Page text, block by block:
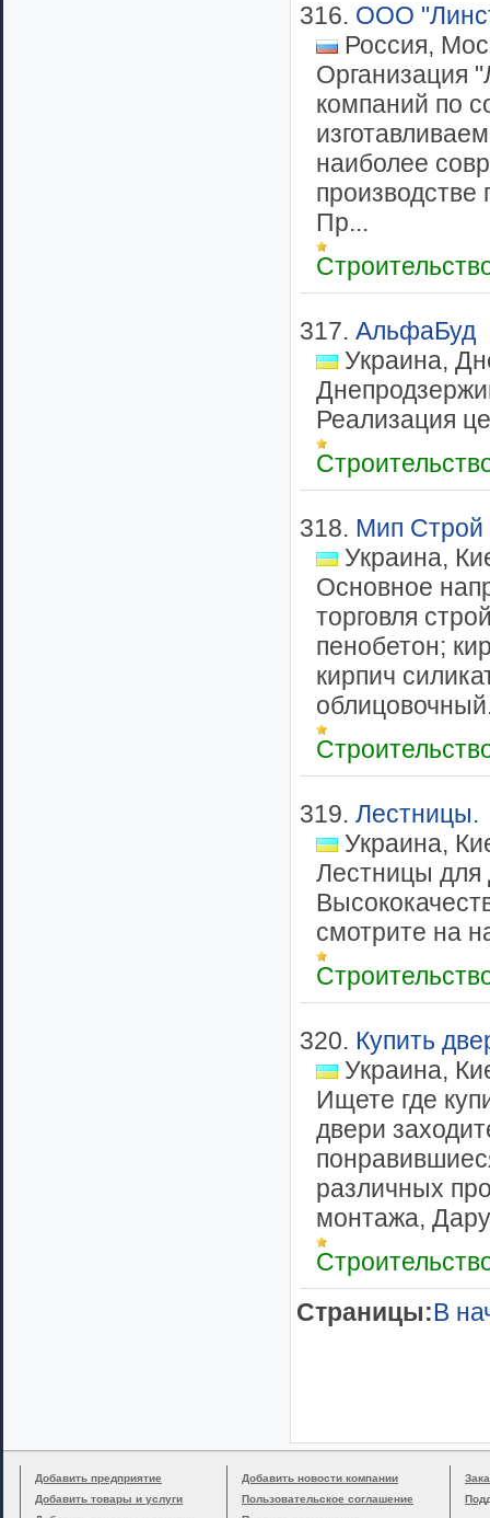
316. ООО
Россия,
Организация
компаний по
наиболее
Пр...
317. АльфаБуд
Украина,
Реализация
318. Мип Строй
Украина,
Основное
торговля
пенобетон;
кирпич
319. Лестницы.
Украина,
Лестницы для
смотрите на
320. Купить
Украина,
Ищете где
двери
различных
монтажа,
Cтраницы:В
Добавить предприятие
Добавить товары и услуги
Добавить новости компании
Пользовательское соглашение